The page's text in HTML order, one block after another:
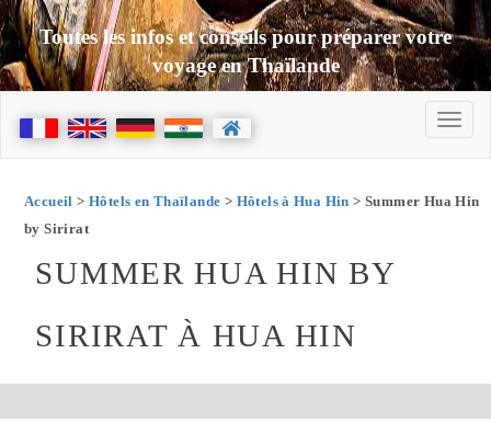
Toutes les infos et conseils pour préparer votre
voyage en Thaïlande
Accueil > Hôtels en Thaïlande > Hôtels à Hua Hin > Summer Hua Hin
by Sirirat
SUMMER HUA HIN BY
SIRIRAT À HUA HIN